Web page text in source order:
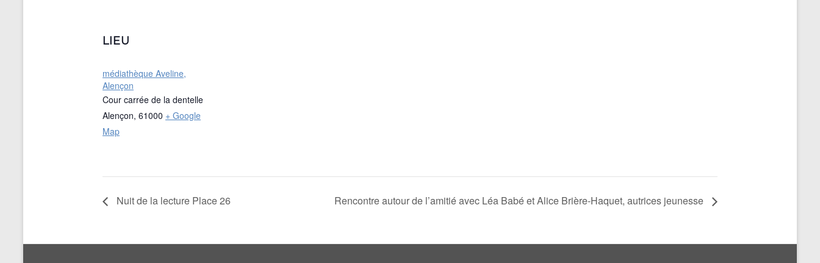
LIEU
médiathèque Aveline,
Alençon
Cour carrée de la dentelle
Alençon, 61000 + Google
Map
Nuit de la lecture Place 26 Rencontre autour de l’amitié avec Léa Babé et Alice Brière-Haquet, autrices jeunesse